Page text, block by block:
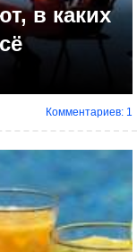
в каких
Комментариев: 1